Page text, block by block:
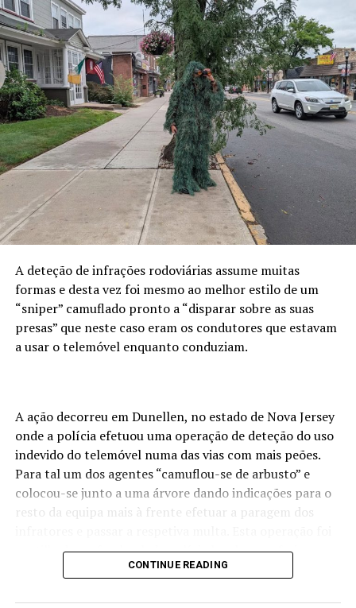
A deteção de infrações rodoviárias assume muitas
formas e desta vez foi mesmo ao melhor estilo de um
“sniper” camuflado pronto a “disparar sobre as suas
presas” que neste caso eram os condutores que estavam
a usar o telemóvel enquanto conduziam.
A ação decorreu em Dunellen, no estado de Nova Jersey
onde a polícia efetuou uma operação de deteção do uso
indevido do telemóvel numa das vias com mais peões.
Para tal um dos agentes “camuflou-se de arbusto” e
colocou-se junto a uma árvore dando indicações para o
resto da equipa mais à frente efetuar a paragem dos
partilhada no facebook da polícia local que referiu que
em seis horas de operação foram detetados 74
CONTINUE READING